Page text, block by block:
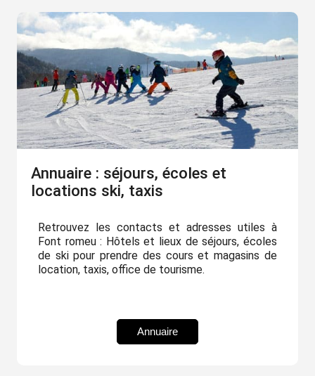
Annuaire : séjours, écoles et
locations ski, taxis
Retrouvez les contacts et adresses utiles à
Font romeu : Hôtels et lieux de séjours, écoles
de ski pour prendre des cours et magasins de
location, taxis, office de tourisme.
Annuaire